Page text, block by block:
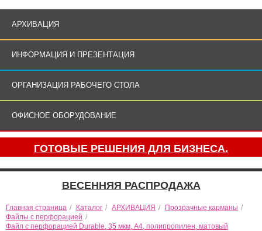
АРХИВАЦИЯ
ИНФОРМАЦИЯ И ПРЕЗЕНТАЦИЯ
ОРГАНИЗАЦИЯ РАБОЧЕГО СТОЛА
ОФИСНОЕ ОБОРУДОВАНИЕ
ГОТОВЫЕ РЕШЕНИЯ ДЛЯ БИЗНЕСА.
ВЕСЕННЯЯ РАСПРОДАЖА
Главная страница / Каталог / АРХИВАЦИЯ / Прозрачные карманы /
Файлы с перфорацией /
Файл с перфорацией Durable, 35 мкм, А4, полипропилен, матовый